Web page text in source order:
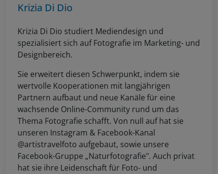
Krizia Di Dio
Krizia Di Dio studiert Mediendesign und
spezialisiert sich auf Fotografie im Marketing- und
Designbereich.
Sie erweitert diesen Schwerpunkt, indem sie
wertvolle Kooperationen mit langjährigen
Partnern aufbaut und neue Kanäle für eine
wachsende Online-Community rund um das
Thema Fotografie schafft. Von null auf hat sie
unseren Instagram & Facebook-Kanal
@artistravelfoto aufgebaut, sowie unsere
Facebook-Gruppe „Naturfotografie". Auch privat
hat sie ihre Leidenschaft für Foto- und